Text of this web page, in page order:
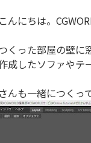
んにちは。
くった部屋の壁に
成したソファやテ
んも一緒につくっ